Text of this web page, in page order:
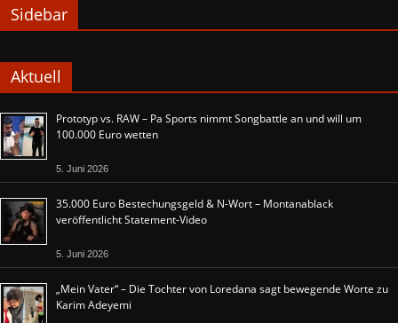
Sidebar
Aktuell
Prototyp vs. RAW – Pa Sports nimmt Songbattle an und will um
100.000 Euro wetten
5. Juni 2026
35.000 Euro Bestechungsgeld & N-Wort – Montanablack
veröffentlicht Statement-Video
5. Juni 2026
„Mein Vater“ – Die Tochter von Loredana sagt bewegende Worte zu
Karim Adeyemi